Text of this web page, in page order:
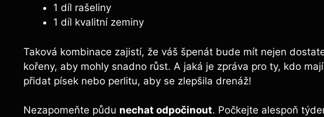
1 díl rašeliny
1 díl kvalitní zeminy
Taková kombinace zajistí, že váš špenát bude mít nejen
kořeny, aby mohly snadno růst. A jaká je zpráva pro ty, kdo
přidat písek nebo perlitu, aby se zlepšila drenáž!
Nezapomeňte půdu nechat odpočinout. Počkejte alespoň